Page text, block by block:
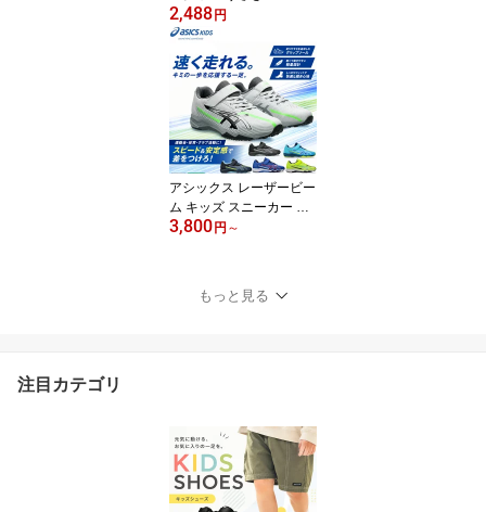
2 レザーウォッチ 即納 ラ
フィートスポーツ
2,488 円
アシックス レーザービー
ム キッズ スニーカー ジ
ュニア 子供靴 運動靴 通
A211 マジックテープ 即
納あり
3,800 円 ～
もっと見る
注目カテゴリ